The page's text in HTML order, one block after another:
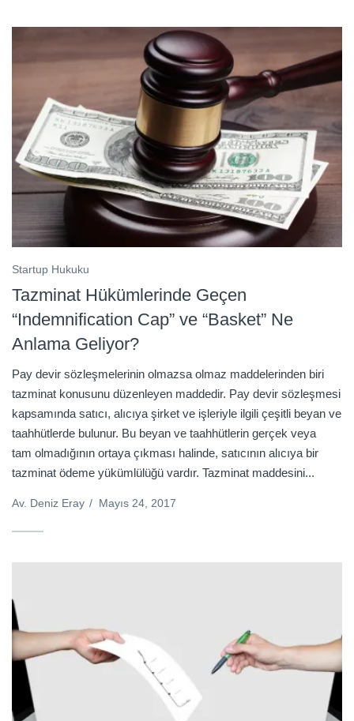
Startup Hukuku
Tazminat Hükümlerinde Geçen
“Indemnification Cap” ve “Basket” Ne
Anlama Geliyor?
Pay devir sözleşmelerinin olmazsa olmaz maddelerinden biri
tazminat konusunu düzenleyen maddedir. Pay devir sözleşmesi
kapsamında satıcı, alıcıya şirket ve işleriyle ilgili çeşitli beyan ve
taahhütlerde bulunur. Bu beyan ve taahhütlerin gerçek veya
tam olmadığının ortaya çıkması halinde, satıcının alıcıya bir
tazminat ödeme yükümlülüğü vardır. Tazminat maddesini...
Av. Deniz Eray / Mayıs 24, 2017